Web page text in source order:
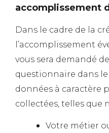
accomplissement
Dans le cadre de la
l’accomplissement
vous sera demandé
questionnaire dans
données à caractère
collectées, telles que
Votre métier